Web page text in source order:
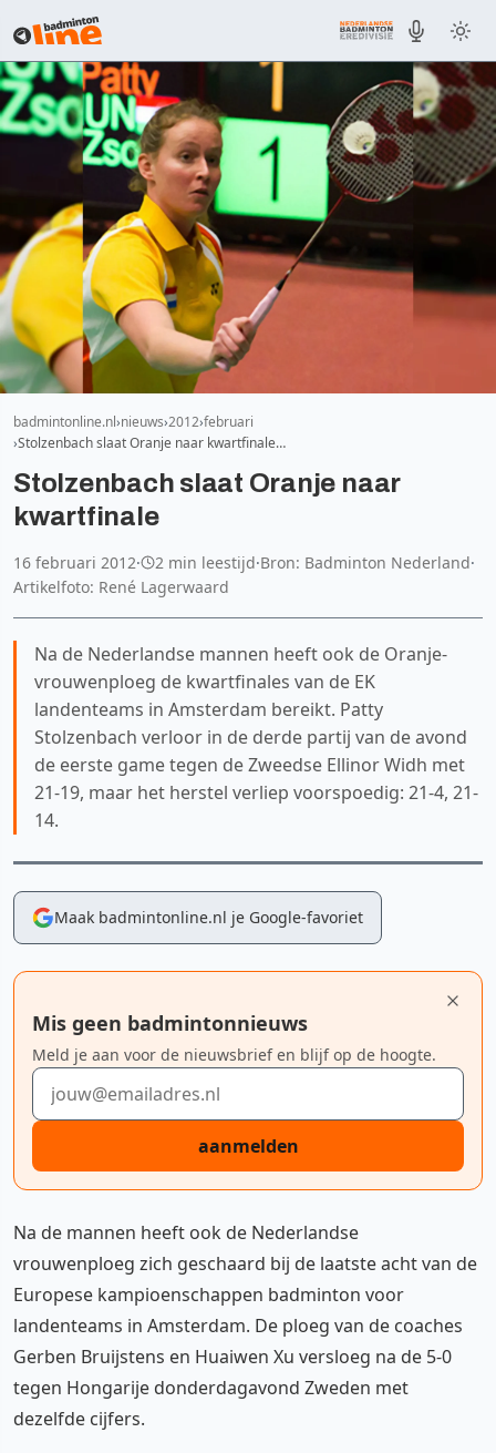
badmintonline.nl nieuws 2012 februari
Stolzenbach slaat Oranje naar kwartfinale…
Stolzenbach slaat Oranje naar
kwartfinale
16 februari 2012· 2 min leestijd·Bron: Badminton Nederland·
Artikelfoto: René Lagerwaard
Na de Nederlandse mannen heeft ook de Oranje-
vrouwenploeg de kwartfinales van de EK
landenteams in Amsterdam bereikt. Patty
Stolzenbach verloor in de derde partij van de avond
de eerste game tegen de Zweedse Ellinor Widh met
21-19, maar het herstel verliep voorspoedig: 21-4, 21-
14.
Maak badmintonline.nl je Google-favoriet
Mis geen badmintonnieuws
Meld je aan voor de nieuwsbrief en blijf op de hoogte.
E-mailadres
aanmelden
Na de mannen heeft ook de Nederlandse
vrouwenploeg zich geschaard bij de laatste acht van de
Europese kampioenschappen badminton voor
landenteams in Amsterdam. De ploeg van de coaches
Gerben Bruijstens en Huaiwen Xu versloeg na de 5-0
tegen Hongarije donderdagavond Zweden met
dezelfde cijfers.